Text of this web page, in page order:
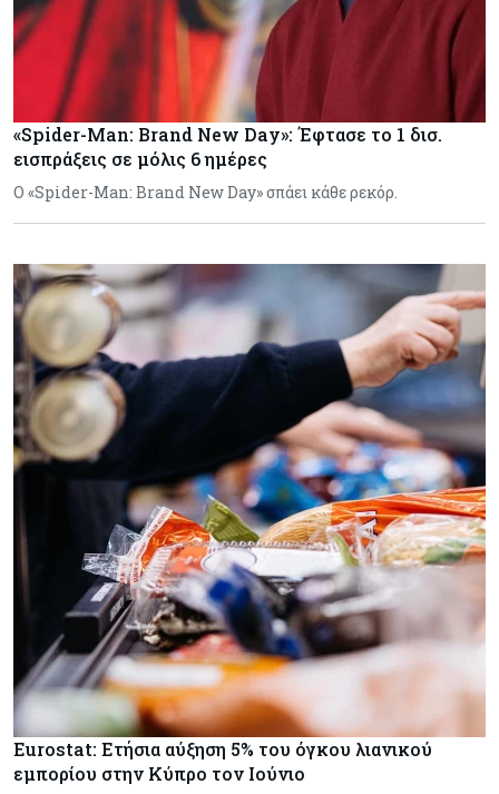
«Spider-Man: Brand New Day»: Έφτασε το 1 δισ.
εισπράξεις σε μόλις 6 ημέρες
Ο «Spider-Man: Brand New Day» σπάει κάθε ρεκόρ.
Eurostat: Ετήσια αύξηση 5% του όγκου λιανικού
εμπορίου στην Κύπρο τον Ιούνιο